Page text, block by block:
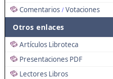
Comentarios / Votaciones
Otros enlaces
Artículos Libroteca
Presentaciones PDF
Lectores Libros